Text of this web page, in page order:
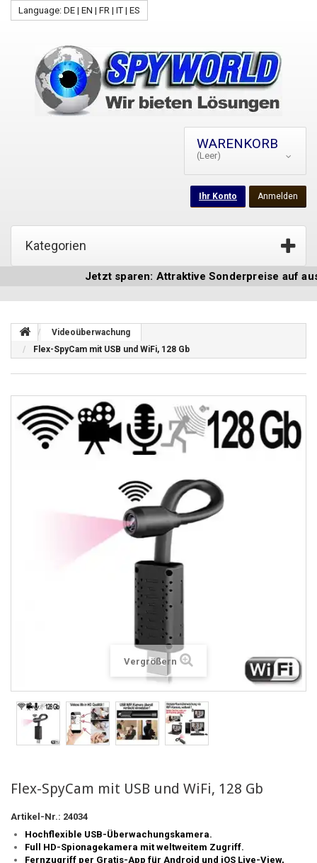
Language: DE | EN | FR | IT | ES
WARENKORB
(Leer)
Anmelden
Ihr Konto
Kategorien
Jetzt sparen: Attraktive Sonderpreise auf
Videoüberwachung
Flex-SpyCam mit USB und WiFi, 128 Gb
Vergrößern
Flex-SpyCam mit USB und WiFi, 128 Gb
Artikel-Nr.: 24034
Hochflexible USB-Überwachungskamera.
Full HD-Spionagekamera mit weltweitem Zugriff.
Fernzugriff per Gratis-App für Android und iOS Live-View,